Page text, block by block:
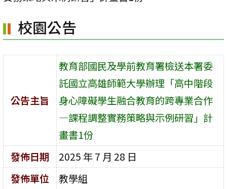
校園公告
公告主旨
教育部國民及學前教育署檢送本署委
託國立高雄師範大學辦理「高中階段
身心障礙學生融合教育的跨專業合作
—課程調整實務策略與示例研習」計
畫書1份
發佈日期
2025 年 7 月 28 日
發佈單位
教學組